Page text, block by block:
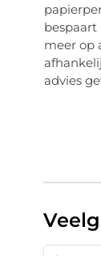
bespaart
meer op
advies